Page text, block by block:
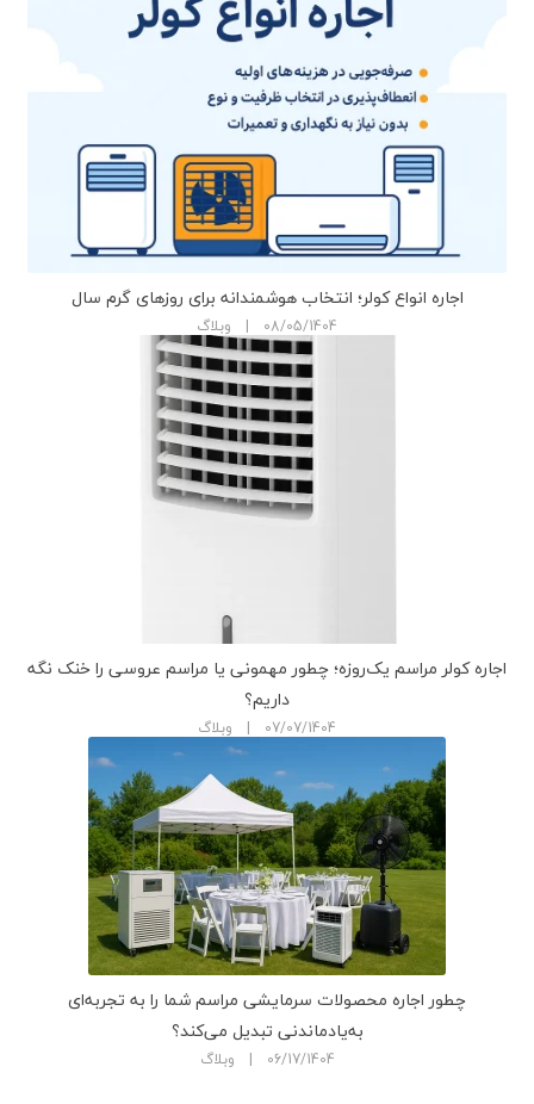
اجاره انواع کولر؛ انتخاب هوشمندانه برای روزهای گرم سال
08/05/1404 | وبلاگ
اجاره کولر مراسم یک‌روزه؛ چطور مهمونی یا مراسم عروسی را خنک نگه
داریم؟
07/07/1404 | وبلاگ
چطور اجاره محصولات سرمایشی مراسم شما را به تجربه‌ای
به‌یادماندنی تبدیل می‌کند؟
06/17/1404 | وبلاگ